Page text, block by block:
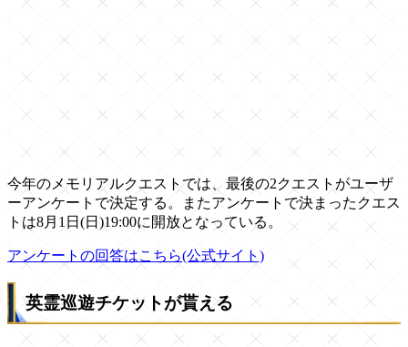
今年のメモリアルクエストでは、最後の2クエストがユーザ
ーアンケートで決定する。またアンケートで決まったクエス
トは8月1日(日)19:00に開放となっている。
アンケートの回答はこちら(公式サイト)
英霊巡遊チケットが貰える